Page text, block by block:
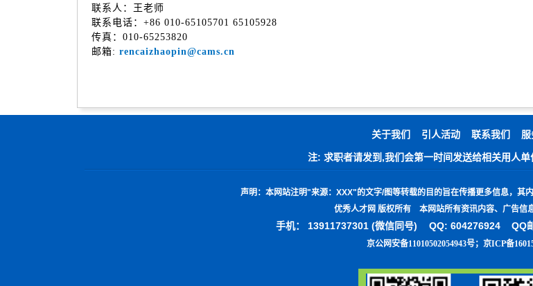
联系人：王老师
联系电话：+86 010-65105701 65105928
传真：010-65253820
邮箱: rencaizhaopin@cams.cn
关于我们 引人活动 联系我们 服
注: 求职者请发到,我们会第一时间发送给相关用人
声明： 本网站注明"来源： XXX" 的文字/图等转载的目的旨在传播更多信息，其
优秀人才网 版权所有 本网站所有资讯内容、广告信息
手机： 13911737301 (微信同号) QQ: 604276924 QQ
京公网安备11010502054943号； 京ICP备